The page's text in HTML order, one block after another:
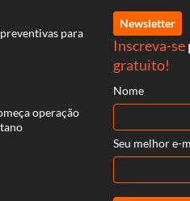
para
operação
Newsletter
Inscreva-se
gratuito!
Nome
Seu melhor e-